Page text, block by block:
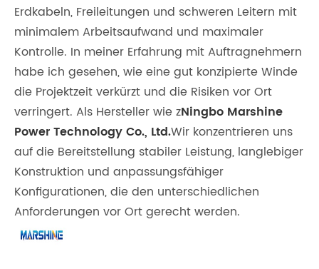
Erdkabeln, Freileitungen und schweren Leitern mit
minimalem Arbeitsaufwand und maximaler
Kontrolle. In meiner Erfahrung mit Auftragnehmern
habe ich gesehen, wie eine gut konzipierte Winde
die Projektzeit verkürzt und die Risiken vor Ort
verringert. Als Hersteller wie zNingbo Marshine
Power Technology Co., Ltd.Wir konzentrieren uns
auf die Bereitstellung stabiler Leistung, langlebiger
Konstruktion und anpassungsfähiger
Konfigurationen, die den unterschiedlichen
Anforderungen vor Ort gerecht werden.